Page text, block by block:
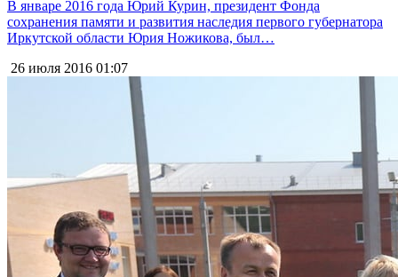
В январе 2016 года Юрий Курин, президент Фонда
сохранения памяти и развития наследия первого губернатора
Иркутской области Юрия Ножикова, был…
26 июля 2016 01:07